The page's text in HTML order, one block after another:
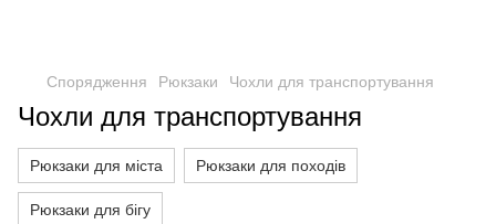
Спорядження Рюкзаки Чохли для транспортування
Чохли для транспортування
Рюкзаки для міста Рюкзаки для походів
Рюкзаки для бігу